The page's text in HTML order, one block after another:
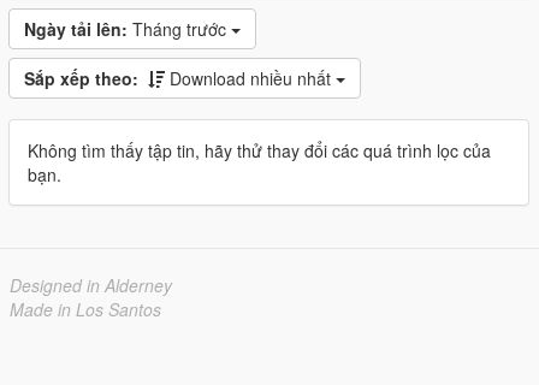
Ngày tải lên: Tháng trước
Sắp xếp theo: Download nhiều nhất
Không tìm thấy tập tin, hãy thử thay đổi các quá trình lọc của
bạn.
Designed in Alderney
Made in Los Santos